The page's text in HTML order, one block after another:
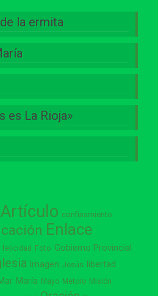
la ermita
es La Rioja»
Artículo confinamiento
Enlace
felicidad Foto Gobierno Provincial
Imagen Jesús libertad
María Mayo Metoro Misión